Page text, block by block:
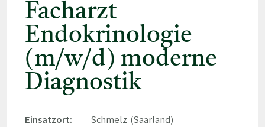
Facharzt
Endokrinologie
(m/w/d) moderne
Diagnostik
Einsatzort:
Schmelz (Saarland)